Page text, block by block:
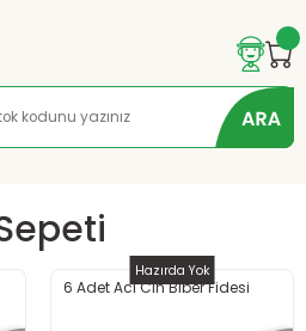
Hazırda Yok
6 Adet Acı Cin Biber Fidesi